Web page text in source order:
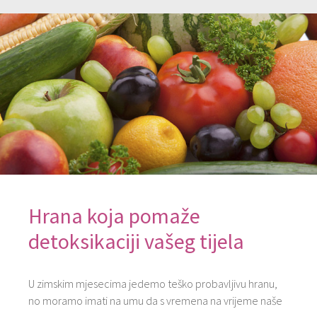
Hrana koja pomaže
detoksikaciji vašeg tijela
U zimskim mjesecima jedemo teško probavljivu hranu,
no moramo imati na umu da s vremena na vrijeme naše